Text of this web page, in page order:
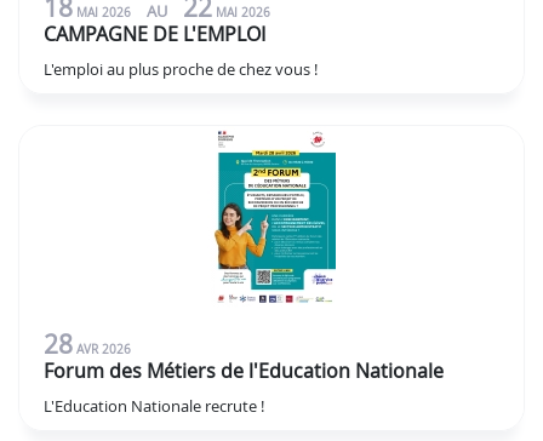
18 MAI 2026 AU 22 MAI 2026
CAMPAGNE DE L'EMPLOI
L'emploi au plus proche de chez vous !
28 AVR 2026
Forum des Métiers de l'Education Nationale
L'Education Nationale recrute !